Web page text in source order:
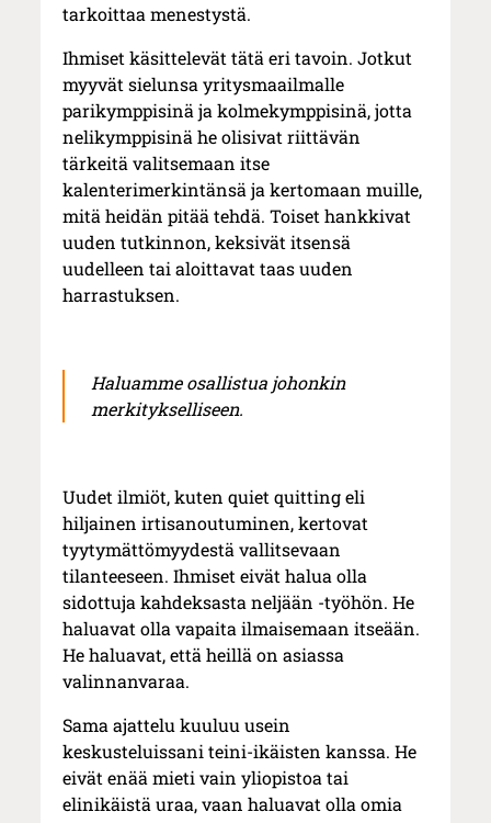
tarkoittaa menestystä.
Ihmiset käsittelevät tätä eri tavoin. Jotkut
myyvät sielunsa yritysmaailmalle
parikymppisinä ja kolmekymppisinä, jotta
nelikymppisinä he olisivat riittävän
tärkeitä valitsemaan itse
kalenterimerkintänsä ja kertomaan muille,
mitä heidän pitää tehdä. Toiset hankkivat
uuden tutkinnon, keksivät itsensä
uudelleen tai aloittavat taas uuden
harrastuksen.
Haluamme osallistua johonkin
merkitykselliseen.
Uudet ilmiöt, kuten quiet quitting eli
hiljainen irtisanoutuminen, kertovat
tyytymättömyydestä vallitsevaan
tilanteeseen. Ihmiset eivät halua olla
sidottuja kahdeksasta neljään -työhön. He
haluavat olla vapaita ilmaisemaan itseään.
He haluavat, että heillä on asiassa
valinnanvaraa.
Sama ajattelu kuuluu usein
keskusteluissani teini-ikäisten kanssa. He
eivät enää mieti vain yliopistoa tai
elinikäistä uraa, vaan haluavat olla omia